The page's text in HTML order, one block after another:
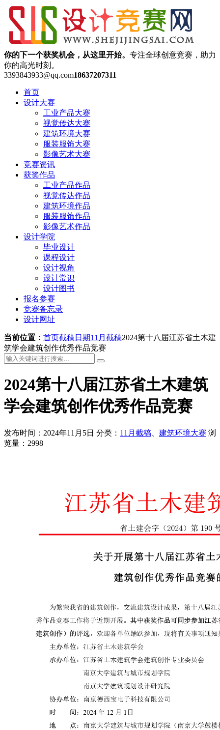
你的下一个获奖机会，从这里开始。 专注全球创意竞赛，助力
你的高光时刻。
3393843933@qq.com18637207311
首页
设计大赛
工业产品大赛
视觉传达大赛
建筑环境大赛
服装服饰大赛
影像艺术大赛
竞赛资讯
获奖作品
工业产品作品
视觉传达作品
建筑环境作品
服装服饰作品
影像艺术作品
设计学院
毕业设计
课程设计
设计视角
设计常识
设计图书
报名参赛
竞赛备忘录
设计网址
当前位置： 首页截稿日期11月截稿2024第十八届江苏省土木建
筑学会建筑创作优秀作品竞赛
2024第十八届江苏省土木建筑
学会建筑创作优秀作品竞赛
发布时间：2024年11月5日 分类： 11月截稿 建筑环境大赛 浏
览量：2998